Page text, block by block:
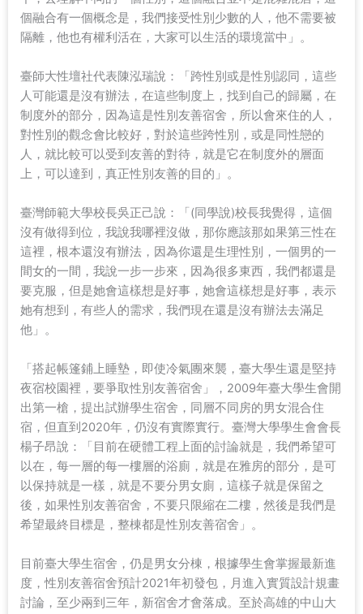
個融合有一個概念是，我們接受性別少數的人，他不需要被
隔離，他也有權利活在，大家可以生活的環境當中」。
臺師大性壇社代表陳泓瑞說：「跨性別或是性別認同，這些
人可能還是沒有辦法，在這些制度上，找到自己的歸屬，在
制度外的部分，因為這是性別友善宿舍，所以會來住的人，
對性別的觀念會比較好，對於這些跨性別，或是同性戀的
人，就比較可以受到友善的對待，就是它在制度外的層面
上，可以達到，真正性別友善的目的」。
臺灣師範大學校長吳正己說：「(同學說)校長我覺得，這個
沒有做得到位，我說我哪裡沒做，那你應該那如果第三性在
這裡，根本還沒有辦法，因為你還是生理性別，一個男的一
間女的一間，我說一步一步來，因為很多東西，我們都還是
要克服，但是她會這樣想是好事，她會這樣想是好事，表示
她有想到，有些人的需求，我們現在還是沒有辦法去滿足
他」。
「搭起帳篷鋪上睡墊，即使冷氣團來襲，臺大學生還是堅持
夜宿校園裡，要爭取性別友善宿舍」，2009年臺大學生會開
出第一槍，提出試辦學生宿舍，同層不同房的男女混合住
宿，但直到2020年，仍沒有實際實行。臺灣大學學生會會長
楊子昂說：「目前在硬體工程上面的討論就是，我們希望可
以在，每一層的每一樓層的浴廁，就是在雅房的部分，是可
以保持就是一樣，就是不要分男女廁，這樣子就是保留之
後，如果性別友善宿舍，不要只限縮在二樓，然後是我們是
希望最終目標是，整棟都是性別友善宿舍」。
目前臺大學生宿舍，仍是男女分棟，根據學生會掌握最新進
度，性別友善宿舍預計2021年初發包，月進入實質設計規畫
討論，至少兩到三年，新宿舍才會落成。至於高雄的中山大